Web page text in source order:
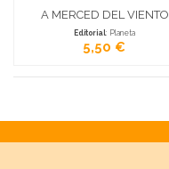
A MERCED DEL VIENTO
Editorial: Planeta
5,50 €